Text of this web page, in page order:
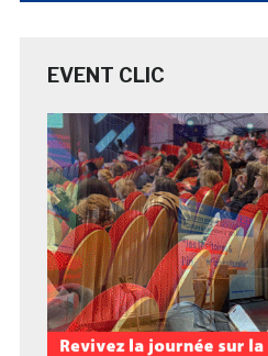
EVENT CLIC